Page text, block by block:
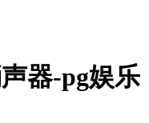
器-pg娱乐